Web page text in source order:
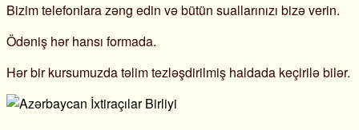
Bizim telefonlara zəng edin və bütün suallarınızı bizə verin.
Ödəniş hər hansı formada.
Hər bir kursumuzda təlim tezləşdirilmiş haldada keçirilə bilər.